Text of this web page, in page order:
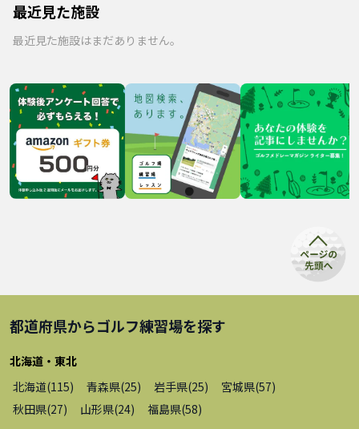
最近見た施設
最近見た施設はまだありません。
都道府県からゴルフ練習場を探す
北海道・東北
北海道(115) 青森県(25) 岩手県(25) 宮城県(57)
秋田県(27) 山形県(24) 福島県(58)